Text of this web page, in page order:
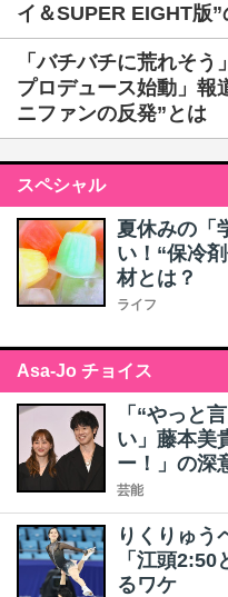
イ＆SUPER EIGHT版”
「バチバチに荒れそ
プロデュース始動」報
ニファンの反発”とは
スペシャル
夏休みの「
い！“保冷
材とは？
ライフ
Asa-Jo チョイス
「“やっと
い」藤本美
ー！」の深
芸能
りくりゅう
「江頭
るワケ